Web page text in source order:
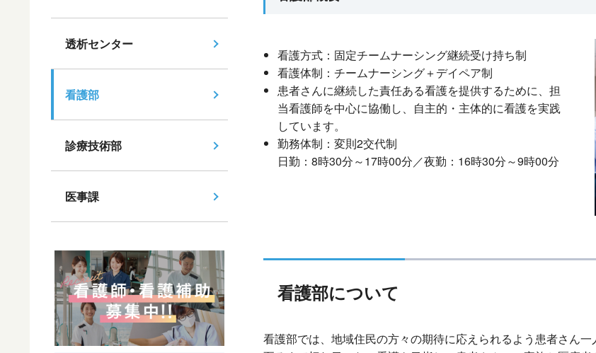
看護方式：固定チームナーシング継続受け持ち制
看護体制：チームナーシング＋デイペア制
患者さんに継続した責任ある看護を提供するために、担
当看護師を中心に協働し、自主的・主体的に看護を実践
しています。
勤務体制：変則2交代制
日勤：8時30分～17時00分／夜勤：16時30分～9時00分
看護部について
看護部では、地域住民の方々の期待に応えられるよう患者さん
透析センター
看護部
診療技術部
医事課